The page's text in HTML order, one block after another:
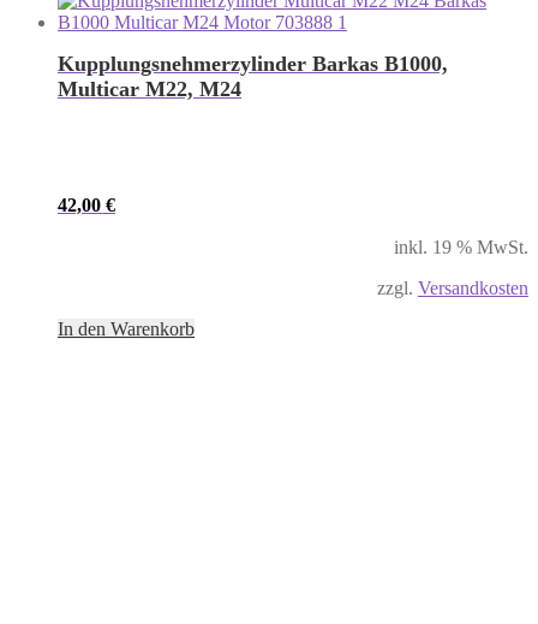
Kupplungsnehmerzylinder Barkas B1000,
Multicar M22, M24
42,00 €
inkl. 19 % MwSt.
zzgl. Versandkosten
In den Warenkorb